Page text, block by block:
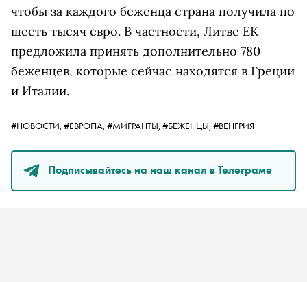
чтобы за каждого беженца страна получила по
шесть тысяч евро. В частности, Литве ЕК
предложила принять дополнительно 780
беженцев, которые сейчас находятся в Греции
и Италии.
#НОВОСТИ, #ЕВРОПА, #МИГРАНТЫ, #БЕЖЕНЦЫ, #ВЕНГРИЯ
Подписывайтесь на наш канал в Телеграме